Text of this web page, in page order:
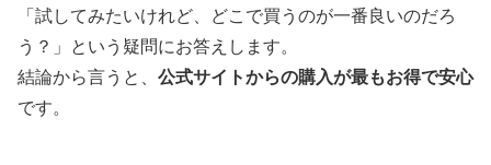
「試してみたいけれど、どこで買うのが一番良いのだろ
う？」という疑問にお答えします。
結論から言うと、 公式サイトからの購入が最もお得で安心
です。